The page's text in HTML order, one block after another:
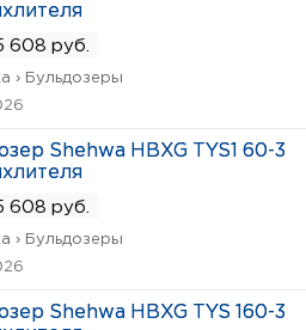
608 руб.
› Бульдозеры
Shehwa HBXG TYS1 60-3
608 руб.
› Бульдозеры
Shehwa HBXG TYS 160-3